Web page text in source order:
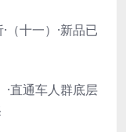
（十一）·新品已
·直通车人群底层